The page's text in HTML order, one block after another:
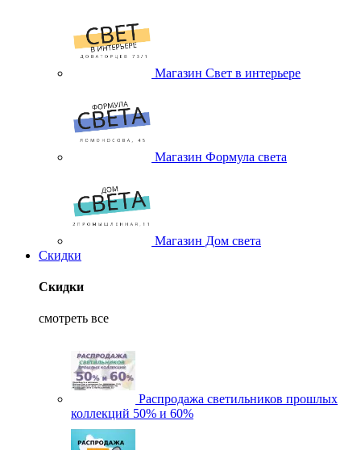
Магазин Свет в интерьере
Магазин Формула света
Магазин Дом света
Скидки
Скидки
смотреть все
Распродажа светильников прошлых
коллекций 50% и 60%